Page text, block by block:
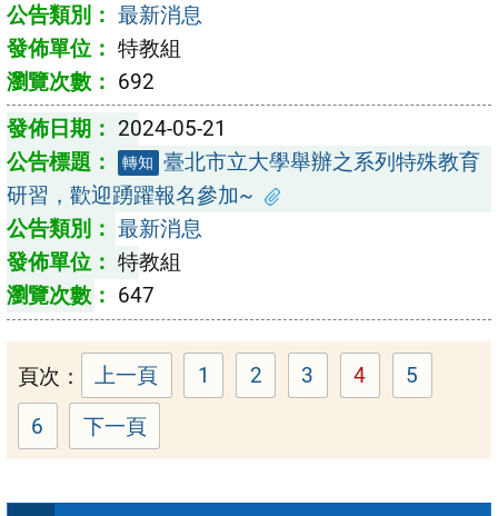
最新消息
特教組
692
2024-05-21
轉知 臺北市立大學舉辦之系列特殊教育
研習，歡迎踴躍報名參加~
最新消息
特教組
647
頁次： 上一頁 頁次：
1 頁次：
2 頁次：
3 頁次：
4 5
頁次：
6 下一頁